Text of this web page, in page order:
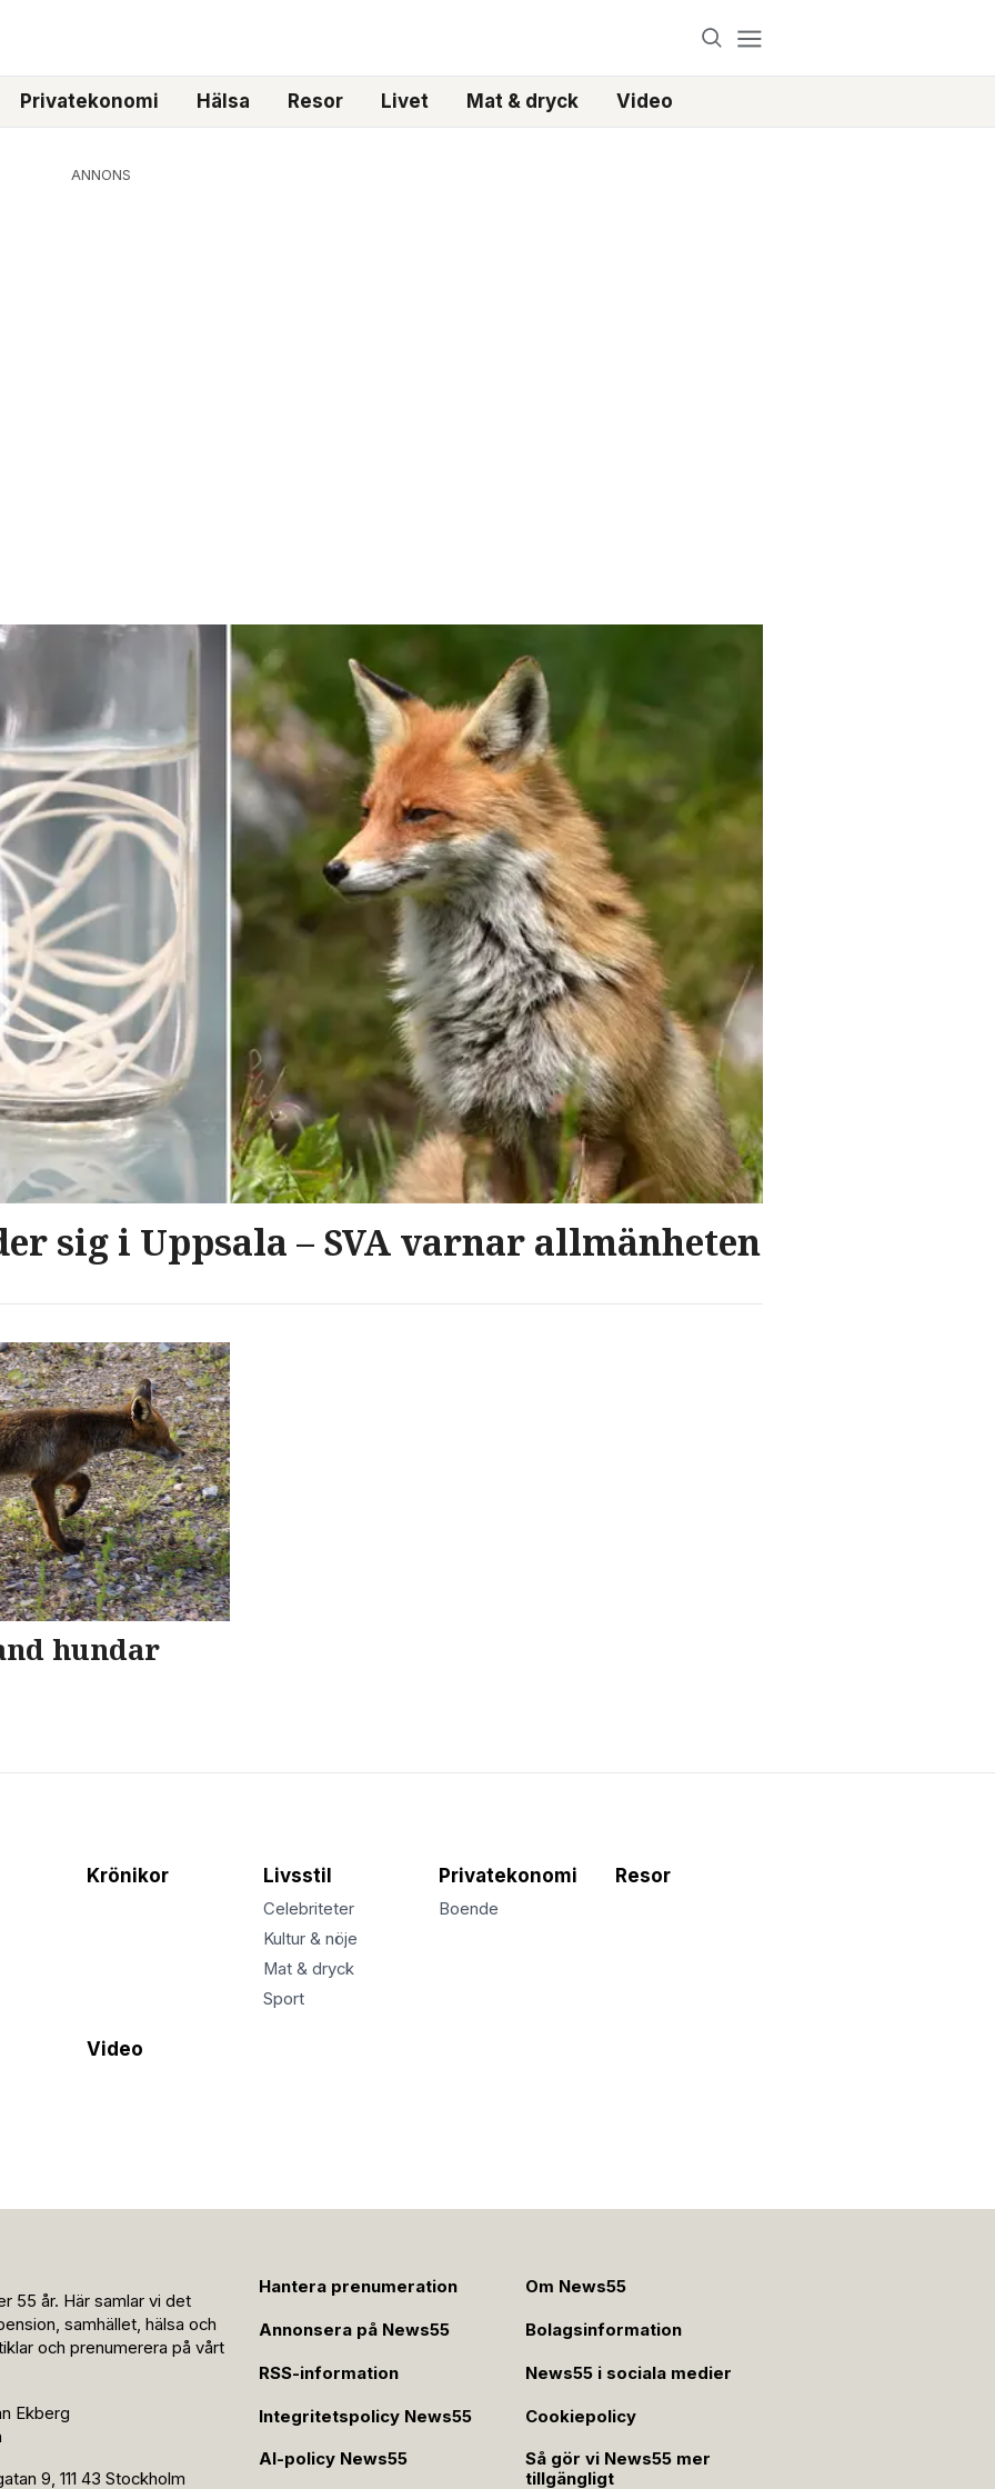
Privatekonomi Hälsa Resor Livet Mat & dryck Video
ANNONS
sig i Uppsala – SVA varnar allmänheten
hundar
Krönikor Livsstil
Celebriteter
Kultur & nöje
Mat & dryck
Sport
Privatekonomi
Boende
Resor
Video
55 år. Här samlar vi det
samhället, hälsa och
och prenumerera på vårt
Ekberg
9, 111 43 Stockholm
Hantera prenumeration Om News55
Annonsera på News55 Bolagsinformation
RSS-information News55 i sociala medier
Integritetspolicy News55 Cookiepolicy
AI-policy News55
Så gör vi News55 mer
tillgängligt